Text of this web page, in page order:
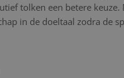
tolken een betere keuze.
in de doeltaal zodra de